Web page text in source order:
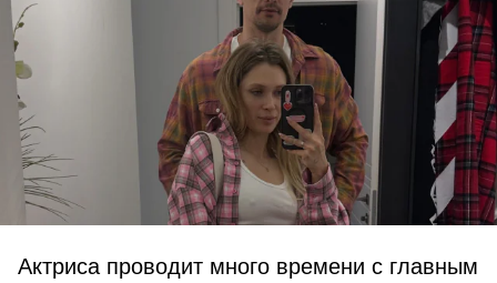
Актриса проводит много времени с главным